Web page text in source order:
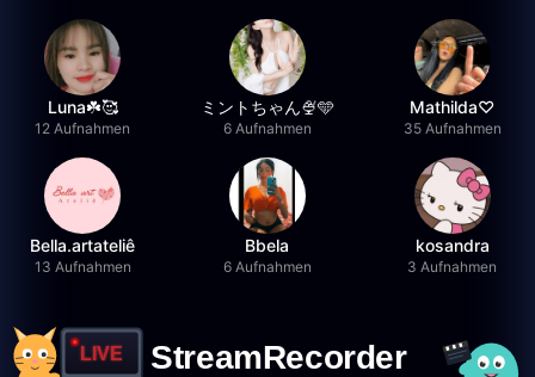
Luna☘️🥰
12 Aufnahmen
ミントちゃん🍨🩵
6 Aufnahmen
Mathilda♡︎
35 Aufnahmen
Bella.artateliê
13 Aufnahmen
Bbela
6 Aufnahmen
kosandra
3 Aufnahmen